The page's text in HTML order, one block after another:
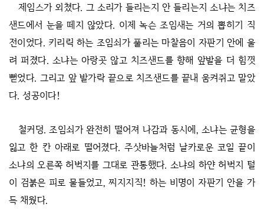
제임스가 외쳤다. 그 소리가 들리는지 안 들리는지 소냐는 치즈
샌드에서 눈을 떼지 않았다. 이제 녹슨 조임새는 거의 뽑히기 직
전이었다. 키리릭 하는 조임쇠가 풀리는 마찰음이 자판기 안에 울
려 퍼졌다. 소냐는 아랑곳 않고 치즈샌드를 향해 앞발을 더 힘껏
뻗었다. 그리고 앞 발가락 끝으로 치즈샌드를 끝내 움켜쥐고 말았
다. 성공이다!
철커덩. 조임쇠가 완전히 떨어져 나감과 동시에, 소냐는 균형을
잃고 한 칸 아래로 떨어졌다. 주삿바늘처럼 날카로운 코일 끝이
소냐의 오른쪽 허벅지를 그대로 관통했다. 소냐의 하얀 허벅지 털
이 검붉은 피로 물들었고, 찌지지직! 하는 비명이 자판기 안을 가
득 채웠다.